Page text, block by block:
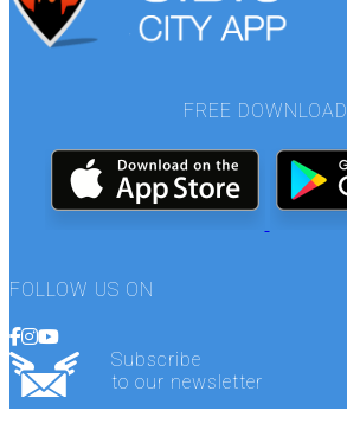
FREE DOWNLOAD
FOLLOW US ON
Subscribe
to our newsletter